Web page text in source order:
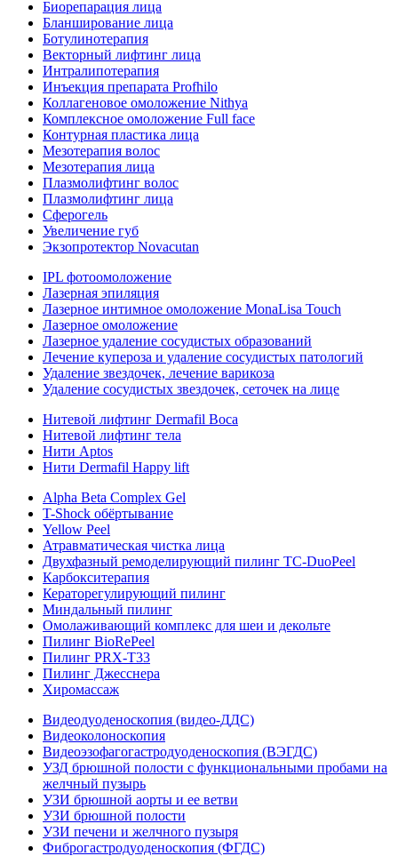
Биорепарация лица
Бланширование лица
Ботулинотерапия
Векторный лифтинг лица
Интралипотерапия
Инъекция препарата Profhilo
Коллагеновое омоложение Nithya
Комплексное омоложение Full face
Контурная пластика лица
Мезотерапия волос
Мезотерапия лица
Плазмолифтинг волос
Плазмолифтинг лица
Сферогель
Увеличение губ
Экзопротектор Novacutan
IPL фотоомоложение
Лазерная эпиляция
Лазерное интимное омоложение MonaLisa Touch
Лазерное омоложение
Лазерное удаление сосудистых образований
Лечение купероза и удаление сосудистых патологий
Удаление звездочек, лечение варикоза
Удаление сосудистых звездочек, сеточек на лице
Нитевой лифтинг Dermafil Boca
Нитевой лифтинг тела
Нити Aptos
Нити Dermafil Happy lift
Alpha Beta Complex Gel
T-Shock обёртывание
Yellow Peel
Атравматическая чистка лица
Двухфазный ремоделирующий пилинг TC-DuoPeel
Карбокситерапия
Кераторегулирующий пилинг
Миндальный пилинг
Омолаживающий комплекс для шеи и декольте
Пилинг BioRePeel
Пилинг PRX-T33
Пилинг Джесснера
Хиромассаж
Видеодуоденоскопия (видео-ДДС)
Видеоколоноскопия
Видеоэзофагогастродуоденоскопия (ВЭГДС)
УЗД брюшной полости с функциональными пробами на
желчный пузырь
УЗИ брюшной аорты и ее ветви
УЗИ брюшной полости
УЗИ печени и желчного пузыря
Фиброгастродуоденоскопия (ФГДС)